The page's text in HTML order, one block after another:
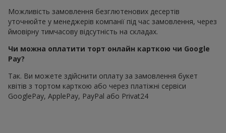
Можливість замовлення безглютенових десертів
уточнюйте у менеджерів компанії під час замовлення, через
ймовірну тимчасову відсутність на складах.
Чи можна оплатити торт онлайн карткою чи Google
Pay?
Так. Ви можете здійснити оплату за замовлення букет
квітів з тортом карткою або через платіжні сервіси
GooglePay, ApplePay, PayPal або Privat24